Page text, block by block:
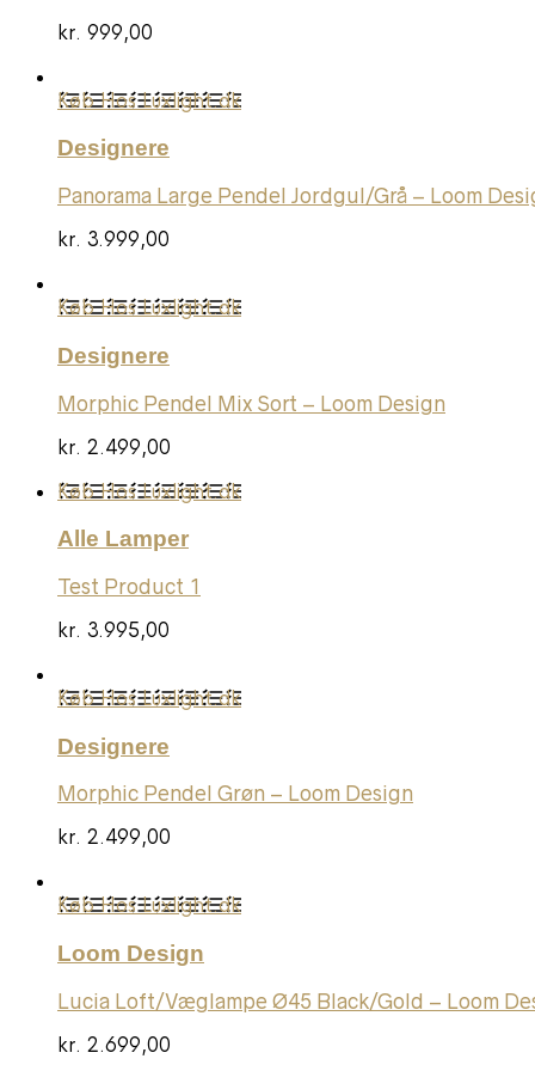
kr. 999,00
Køb Hos Luxlight.dk
Designere
Panorama Large Pendel Jordgul/Grå – Loom
kr. 3.999,00
Køb Hos Luxlight.dk
Designere
Morphic Pendel Mix Sort – Loom Design
kr. 2.499,00
Køb Hos Luxlight.dk
Alle Lamper
Test Product 1
kr. 3.995,00
Køb Hos Luxlight.dk
Designere
Morphic Pendel Grøn – Loom Design
kr. 2.499,00
Køb Hos Luxlight.dk
Loom Design
Lucia Loft/Væglampe Ø45 Black/Gold – Loom
kr. 2.699,00